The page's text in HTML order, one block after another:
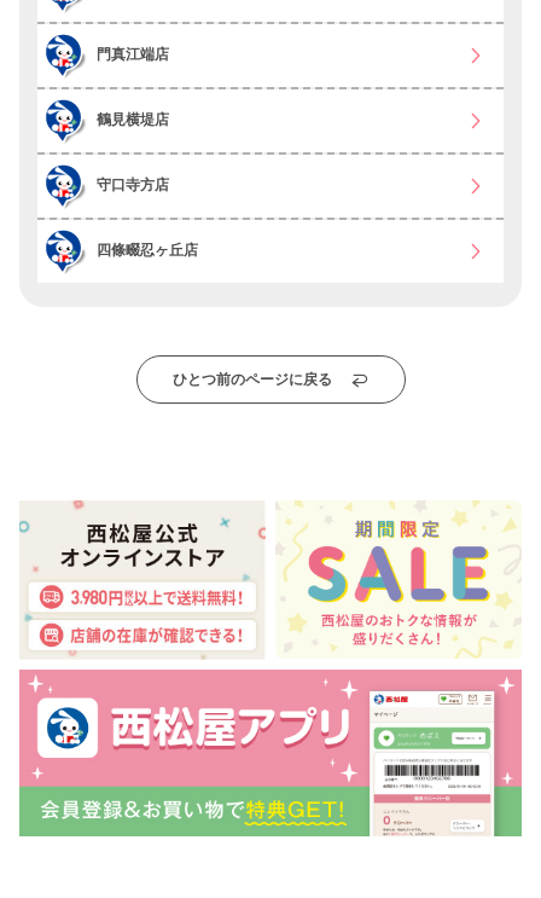
門真江端店
鶴見横堤店
守口寺方店
四條畷忍ヶ丘店
ひとつ前のページに戻る